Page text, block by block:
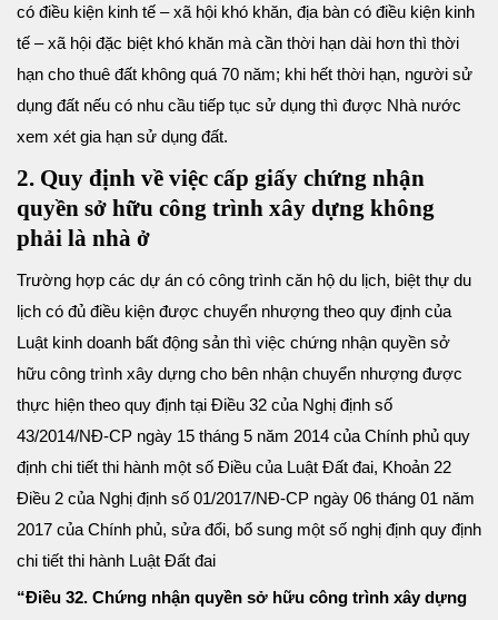
có điều kiện kinh tế – xã hội khó khăn, địa bàn có điều kiện kinh
tế – xã hội đặc biệt khó khăn mà cần thời hạn dài hơn thì thời
hạn cho thuê đất không quá 70 năm; khi hết thời hạn, người sử
dụng đất nếu có nhu cầu tiếp tục sử dụng thì được Nhà nước
xem xét gia hạn sử dụng đất.
2. Quy định về việc cấp giấy chứng nhận
quyền sở hữu công trình xây dựng không
phải là nhà ở
Trường hợp các dự án có công trình căn hộ du lịch, biệt thự du
lịch có đủ điều kiện được chuyển nhượng theo quy định của
Luật kinh doanh bất động sản thì việc chứng nhận quyền sở
hữu công trình xây dựng cho bên nhận chuyển nhượng được
thực hiện theo quy định tại Điều 32 của Nghị định số
43/2014/NĐ-CP ngày 15 tháng 5 năm 2014 của Chính phủ quy
định chi tiết thi hành một số Điều của Luật Đất đai, Khoản 22
Điều 2 của Nghị định số 01/2017/NĐ-CP ngày 06 tháng 01 năm
2017 của Chính phủ, sửa đổi, bổ sung một số nghị định quy định
chi tiết thi hành Luật Đất đai
“Điều 32. Chứng nhận quyền sở hữu công trình xây dựng